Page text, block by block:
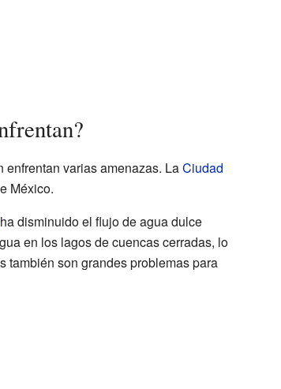
varias amenazas. LaCiudad
México.
disminuido el flujo de agua dulce
en los lagos de cuencas cerradas, lo
son grandes problemas para